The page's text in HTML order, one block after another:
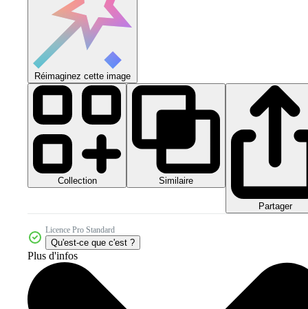
Réimaginez cette image
Collection Similaire
Partager
Licence Pro Standard
Qu'est-ce que c'est ?
Plus d'infos